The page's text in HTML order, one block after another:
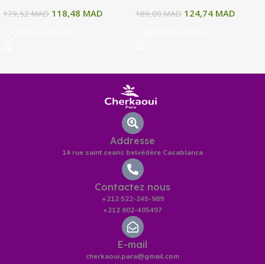
179,52MAD 118,48 MAD 189,00MAD 124,74 MAD
Addresse
14 rue saint seans belvédère Casablanca
Contactez nous
+212 522-245-989
+212 602-405497
E-mail
cherkaoui.para@gmail.com